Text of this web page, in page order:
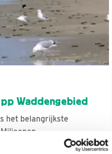
Waddengebied
het belangrijkste
..